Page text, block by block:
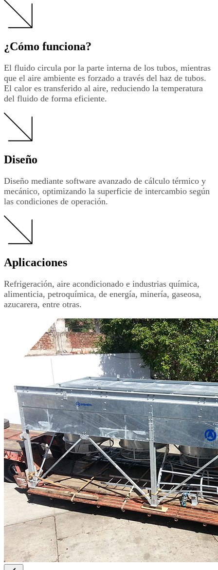
¿Cómo funciona?
El fluido circula por la parte interna de los tubos, mientras
que el aire ambiente es forzado a través del haz de tubos.
El calor es transferido al aire, reduciendo la temperatura
del fluido de forma eficiente.
Diseño
Diseño mediante software avanzado de cálculo térmico y
mecánico, optimizando la superficie de intercambio según
las condiciones de operación.
Aplicaciones
Refrigeración, aire acondicionado e industrias química,
alimenticia, petroquímica, de energía, minería, gaseosa,
azucarera, entre otras.